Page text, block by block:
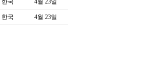
한국 4월 23일
한국 4월 23일